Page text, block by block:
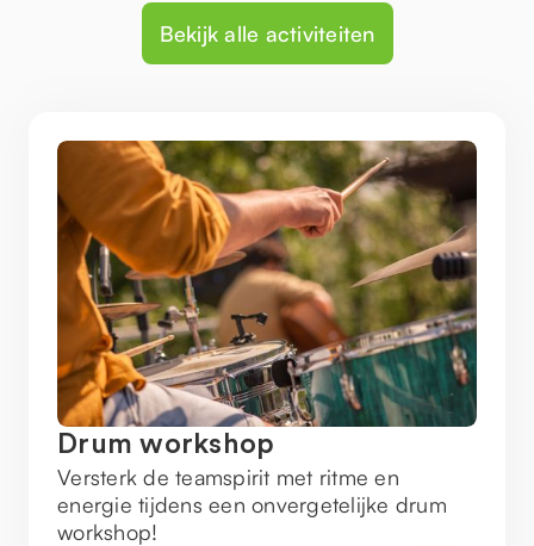
Bekijk alle activiteiten
Drum workshop
Versterk de teamspirit met ritme en
energie tijdens een onvergetelijke drum
workshop!